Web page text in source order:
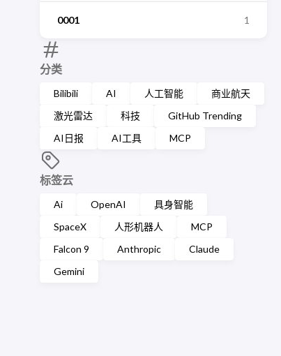
0001 1
分类
Bilibili AI 人工智能
商业航天
激光雷达
科技
GitHub Trending
AI日报
AI工具 MCP
标签云
Ai OpenAI
具身智能
SpaceX
人形机器人
MCP
Falcon 9
Anthropic
Claude
Gemini